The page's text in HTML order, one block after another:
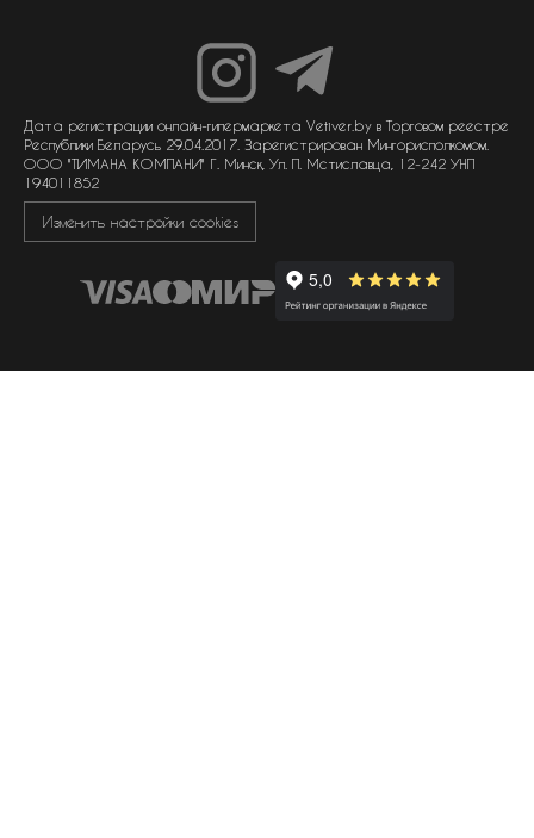
мужская парфюмерия
унисекс парфюмерия
доставка и оплата
как совершить покупку
политика обработки персональных данных
политика обработки файлов cookie
Дата регистрации онлайн-гипермаркета Vetiver.by в Торговом реестре
Республики Беларусь 29.04.2017. Зарегистрирован Мингорисполкомом.
ООО "ТИМАНА КОМПАНИ" Г. Минск, Ул. П. Мстиславца, 12-242 УНП
194011852
Изменить настройки cookies